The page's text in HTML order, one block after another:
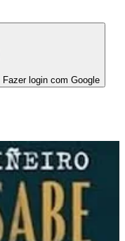
Fazer login com Google